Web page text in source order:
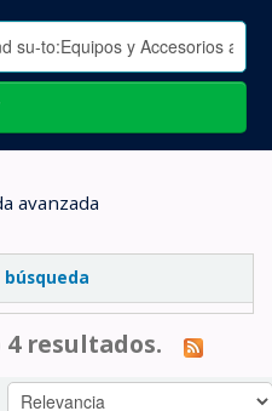
avanzada
búsqueda
resultados.